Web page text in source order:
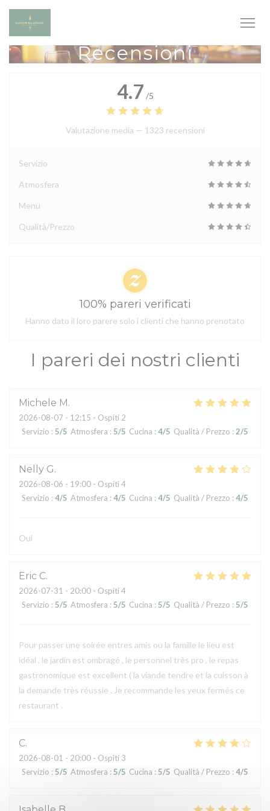
Personalizzazione delle tue scelte sui cookie
Recensioni
I pareri dei nostri clienti
Michele M
2026-08-07 - 12:15 - Ospiti 2
Servizio : 5/5 Atmosfera : 5/5 Cucina : 4/5 Qualità / Prezzo : 2/5
Nelly G
2026-08-06 - 19:00 - Ospiti 4
Servizio : 4/5 Atmosfera : 4/5 Cucina : 4/5 Qualità / Prezzo : 4/5
Oui
Eric C
2026-07-31 - 20:00 - Ospiti 4
Servizio : 5/5 Atmosfera : 5/5 Cucina : 5/5 Qualità / Prezzo : 5/5
Pour passer une soirée entres amis ou la famille le lieu est
idéal , le jardin est ombragé , le personnel très pro , le repas
gastronomique est excellent ( la viande tendre et la cuisson à
la demande très réussie . Je recommande les yeux fermés ce
restaurant .
C
2026-08-01 - 20:00 - Ospiti 3
Servizio : 5/5 Atmosfera :5/5 Cucina : 5/5 Qualità / Prezzo : 4/5
4.7 /5
Valutazione media — 1323 recensioni
Servizio
Atmosfera
Menu
Qualità/Prezzo
100% pareri verificati
Hanno dato il loro parere solo i clienti che hanno prenotato